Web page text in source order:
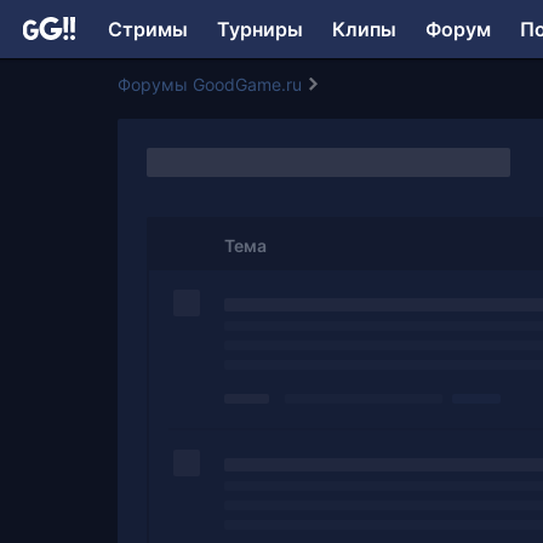
Стримы Турниры Клипы Форум
Форумы GoodGame.ru
Тема